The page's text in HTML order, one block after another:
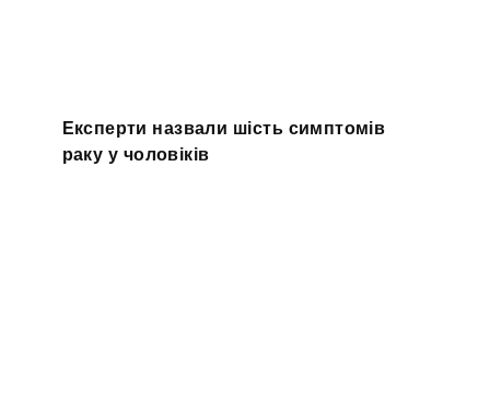
Експерти назвали шість симптомів
раку у чоловіків